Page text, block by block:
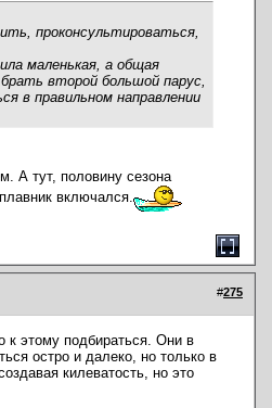
проконсультироваться,
маленькая, а общая
второй большой парус,
в правильном направлении
А тут, половину сезона
включался.
#275
к этому подбираться. Они в
остро и далеко, но только в
килеватость, но это